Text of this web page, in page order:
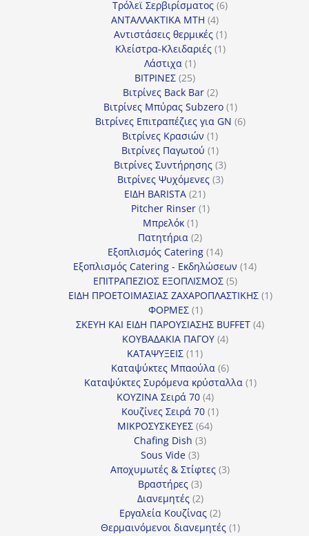
προϊόν
Τρόλεϊ Σερβιρίσματος 66
ΑΝΤΑΛΛΑΚΤΙΚΑ MTH 44
προϊόντα
Αντιστάσεις θερμικές 11
προϊόν
Κλείστρα-Κλειδαριές 11
Λάστιχα 11
προϊόν
ΒΙΤΡΙΝΕΣ 2525
προϊόντα
Βιτρίνες Back Bar 22
προϊόντα
Βιτρίνες Mπύρας Subzero 11
προϊόν
Βιτρίνες Επιτραπέζιες για GN 66
Βιτρίνες Κρασιών 11
προϊόν
Βιτρίνες Παγωτού 11
προϊόν
Βιτρίνες Συντήρησης 33
προϊόντα
Βιτρίνες Ψυχόμενες 33
ΕΙΔΗ BARISTA 2121
προϊόντα
Pitcher Rinser 11
Μπρελόκ 11
προϊόν
Πατητήρια 22
προϊόντα
Εξοπλισμός Catering 1414
προϊόντα
Εξοπλισμός Catering - Εκδηλώσεων 1414
ΕΠΙΤΡΑΠΕΖΙΟΣ ΕΞΟΠΛΙΣΜΟΣ 55
προϊόντα
ΕΙΔΗ ΠΡΟΕΤΟΙΜΑΣΙΑΣ ΖΑΧΑΡΟΠΛΑΣΤΙΚΗΣ 11
ΦΟΡΜΕΣ 11
προϊόν
ΣΚΕΥΗ ΚΑΙ ΕΙΔΗ ΠΑΡΟΥΣΙΑΣΗΣ BUFFET 44
ΚΟΥΒΑΔΑΚΙΑ ΠΑΓΟΥ 44
ΚΑΤΑΨΥΞΕΙΣ 1111
προϊόντα
Καταψύκτες Μπαούλα 66
προϊόντα
Καταψύκτες Συρόμενα κρύσταλλα 11
ΚΟΥΖΙΝΑ Σειρά 70 44
προϊόντα
Κουζίνες Σειρά 70 11
ΜΙΚΡΟΣΥΣΚΕΥΕΣ 6464
Chafing Dish 33
Sous Vide 33
προϊόντα
Αποχυμωτές & Στίφτες 33
Βραστήρες 33
προϊόντα
Διανεμητές 22
προϊόντα
Εργαλεία Κουζίνας 22
προϊόντα
Θερμαινόμενοι διανεμητές 11